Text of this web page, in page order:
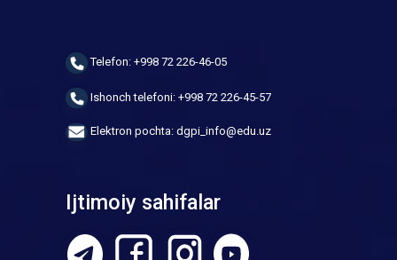
Telefon: +998 72 226-46-05
Ishonch telefoni: +998 72 226-45-57
Elektron pochta: dgpi_info@edu.uz
Ijtimoiy sahifalar